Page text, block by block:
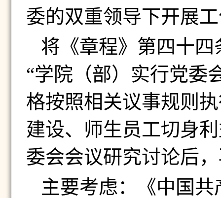
委的双重领导下开展
将《章程》第四十
“学院（部）实行党委
格按照相关议事规则
建设、师生员工切身
委会会议研究讨论后
主要考虑：《中国